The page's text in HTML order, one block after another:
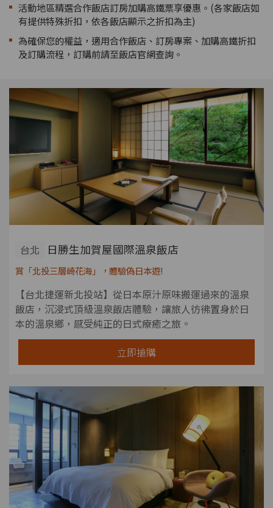
活動地區精選合作飯店訂房加購高鐵票享優惠。(各家飯店如
有提供特殊折扣，依各飯店顯示之折扣為主)
為確保您的權益，適用合作飯店、訂房專案、加購高鐵折扣
及訂購流程，訂購前請至飯店官網查詢。
台北 日勝生加賀屋國際溫泉飯店
賞「北投三層崎花海」，體驗偽日本遊!
【台北捷運新北投站】從日本原汁原味搬運過來的溫泉
飯店，沉浸式頂級溫泉飯店體驗，讓旅人彷彿置身於日
本的溫泉鄉，感受純正的日式療癒之旅。
立即搶購